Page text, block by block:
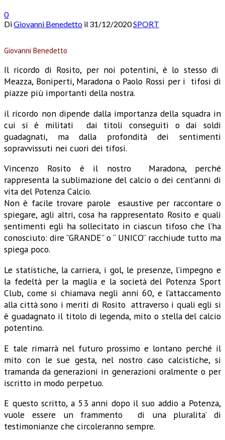
0
DiGiovanni Benedetto il 31/12/2020SPORT
Giovanni Benedetto
Il ricordo di Rosito, per noi potentini, è lo stesso di
Meazza, Boniperti, Maradona o Paolo Rossi per i tifosi di
piazze più importanti della nostra.
il ricordo non dipende dalla importanza della squadra in
cui si è militati dai titoli conseguiti o dai soldi
guadagnati, ma dalla profondità dei sentimenti
sopravvissuti nei cuori dei tifosi.
Vincenzo Rosito è il nostro Maradona, perché
rappresenta la sublimazione del calcio o dei cent’anni di
vita del Potenza Calcio.
Non è facile trovare parole esaustive per raccontare o
spiegare, agli altri, cosa ha rappresentato Rosito e quali
sentimenti egli ha sollecitato in ciascun tifoso che l’ha
conosciuto: dire ”GRANDE” o “ UNICO” racchiude tutto ma
spiega poco.
Le statistiche, la carriera, i gol, le presenze, l’impegno e
la fedeltà per la maglia e la società del Potenza Sport
Club, come si chiamava negli anni 60, e l’attaccamento
alla città sono i meriti di Rosito attraverso i quali egli si
è guadagnato il titolo di legenda, mito o stella del calcio
potentino.
E tale rimarrà nel futuro prossimo e lontano perché il
mito con le sue gesta, nel nostro caso calcistiche, si
tramanda da generazioni in generazioni oralmente o per
iscritto in modo perpetuo.
E questo scritto, a 53 anni dopo il suo addio a Potenza,
vuole essere un frammento di una pluralita’ di
testimonianze che circoleranno sempre.